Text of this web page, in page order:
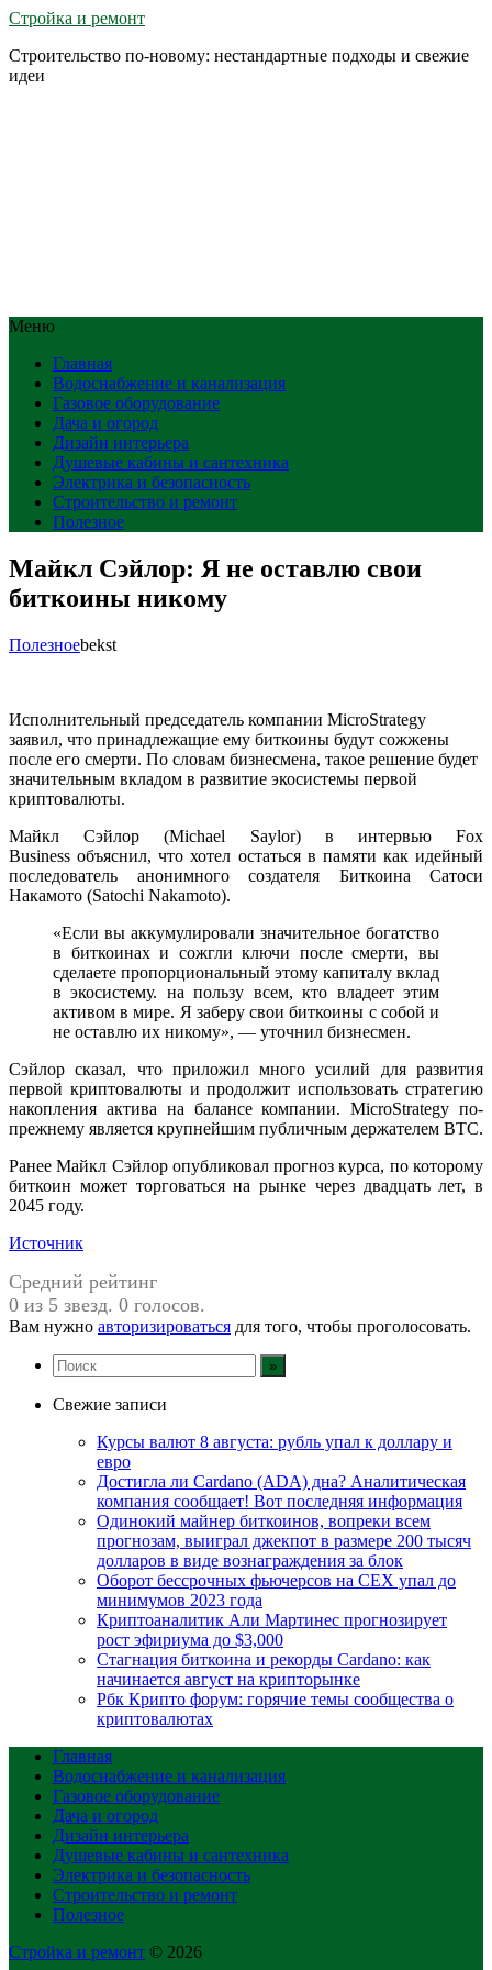
Стройка и ремонт
Строительство по-новому: нестандартные подходы и свежие
идеи
Меню
Главная
Водоснабжение и канализация
Газовое оборудование
Дача и огород
Дизайн интерьера
Душевые кабины и сантехника
Электрика и безопасность
Строительство и ремонт
Полезное
Майкл Сэйлор: Я не оставлю свои
биткоины никому
Полезноеbekst
Исполнительный председатель компании MicroStrategy
заявил, что принадлежащие ему биткоины будут сожжены
после его смерти. По словам бизнесмена, такое решение будет
значительным вкладом в развитие экосистемы первой
криптовалюты.
Майкл Сэйлор (Michael Saylor) в интервью Fox
Business объяснил, что хотел остаться в памяти как идейный
последователь анонимного создателя Биткоина Сатоси
Накамото (Satochi Nakamoto).
«Если вы аккумулировали значительное богатство
в биткоинах и сожгли ключи после смерти, вы
сделаете пропорциональный этому капиталу вклад
в экосистему. на пользу всем, кто владеет этим
активом в мире. Я заберу свои биткоины с собой и
не оставлю их никому», — уточнил бизнесмен.
Сэйлор сказал, что приложил много усилий для развития
первой криптовалюты и продолжит использовать стратегию
накопления актива на балансе компании. MicroStrategy по-
прежнему является крупнейшим публичным держателем BTC.
Ранее Майкл Сэйлор опубликовал прогноз курса, по которому
биткоин может торговаться на рынке через двадцать лет, в
2045 году.
Источник
Средний рейтинг
0 из 5 звезд. 0 голосов.
Вам нужно авторизироваться для того, чтобы проголосовать.
Свежие записи
Курсы валют 8 августа: рубль упал к доллару и
евро
Достигла ли Cardano (ADA) дна? Аналитическая
компания сообщает! Вот последняя информация
Одинокий майнер биткоинов, вопреки всем
прогнозам, выиграл джекпот в размере 200 тысяч
долларов в виде вознаграждения за блок
Оборот бессрочных фьючерсов на CEX упал до
минимумов 2023 года
Криптоаналитик Али Мартинес прогнозирует
рост эфириума до $3,000
Стагнация биткоина и рекорды Cardano: как
начинается август на крипторынке
Рбк Крипто форум: горячие темы сообщества о
криптовалютах
Главная
Водоснабжение и канализация
Газовое оборудование
Дача и огород
Дизайн интерьера
Душевые кабины и сантехника
Электрика и безопасность
Строительство и ремонт
Полезное
Стройка и ремонт © 2026